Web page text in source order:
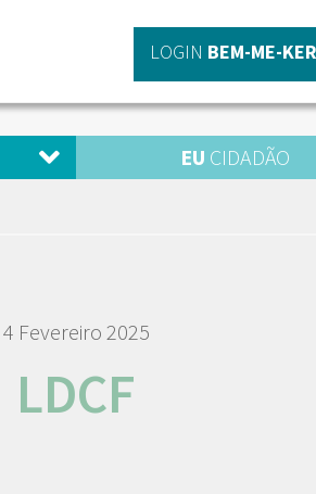
LOGIN BEM-ME-KER
EU CIDADÃO
4 Fevereiro 2025
LDCF